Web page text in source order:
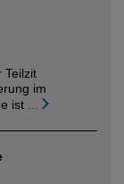
Teilzit
im
ist